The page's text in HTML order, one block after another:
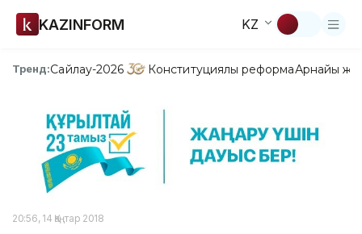
KAZINFORM KZ
Тренд:Сайлау-2026 Конституциялық реформаАрнайы
20:56, 14 Қаңтар 2018